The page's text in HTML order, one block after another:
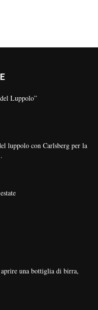
Luppolo”
luppolo con Carlsberg per la
una bottiglia di birra,